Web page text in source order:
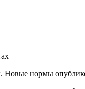
Новые нормы